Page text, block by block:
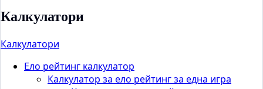
Калкулатори
Калкулатори
Ело рейтинг калкулатор
Калкулатор за ело рейтинг за една игра